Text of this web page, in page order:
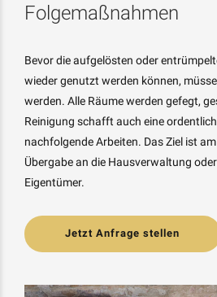
Folgemaßnahmen
Bevor die aufgelösten oder
wieder genutzt werden können,
werden. Alle Räume werden gefegt,
Reinigung schafft auch eine
nachfolgende Arbeiten. Das Ziel ist
Übergabe an die Hausverwaltung
Eigentümer.
Jetzt Anfrage stellen